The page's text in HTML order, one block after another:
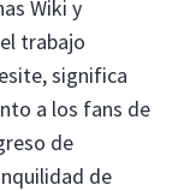
Wiki y
trabajo
significa
a los fans de
de
de